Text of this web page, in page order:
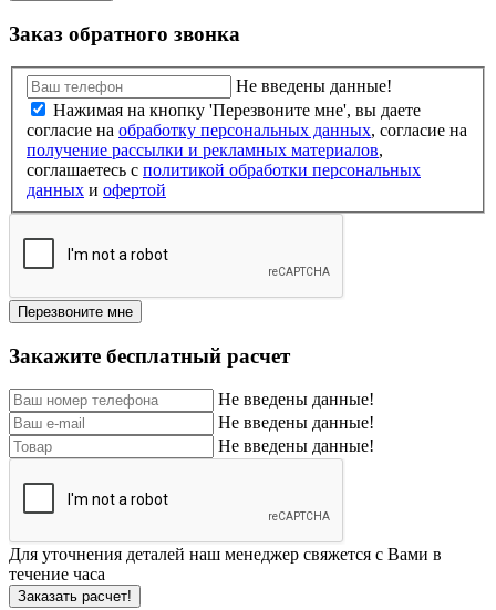
Заказ обратного звонка
Не введены данные!
Нажимая на кнопку 'Перезвоните мне', вы даете
согласие на обработку персональных данных, согласие на
получение рассылки и рекламных материалов,
соглашаетесь c политикой обработки персональных
данных и офертой
Перезвоните мне
Закажите бесплатный расчет
Не введены данные!
Не введены данные!
Не введены данные!
Для уточнения деталей наш менеджер свяжется с Вами в
течение часа
Заказать расчет!